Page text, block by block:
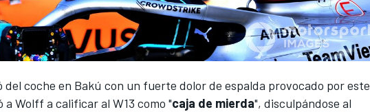
del coche en Bakú con un fuerte dolor de espalda provocado por este
a Wolff a calificar al W13 como "caja de mierda", disculpándose al